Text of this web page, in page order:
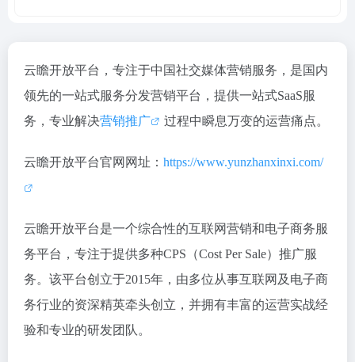
云瞻开放平台，专注于中国社交媒体营销服务，是国内
领先的一站式服务分发营销平台，提供一站式SaaS服
务，专业解决营销推广 过程中瞬息万变的运营痛点。
云瞻开放平台官网网址： https://www.yunzhanxinxi.com/
云瞻开放平台是一个综合性的互联网营销和电子商务服
务平台，专注于提供多种CPS（Cost Per Sale）推广服
务。该平台创立于2015年，由多位从事互联网及电子商
务行业的资深精英牵头创立，并拥有丰富的运营实战经
验和专业的研发团队。